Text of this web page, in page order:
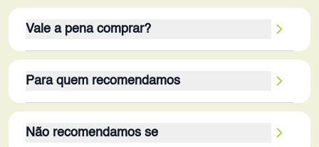
Vale a pena comprar?
usuários que buscam um smartphone básico e com
boa duração de bateria. Se a prioridade for
tarefas cotidianas, ele atende bem. Se o uso incluir
Para quem recomendamos
necessitam de um aparelho para tarefas simples
Não recomendamos se